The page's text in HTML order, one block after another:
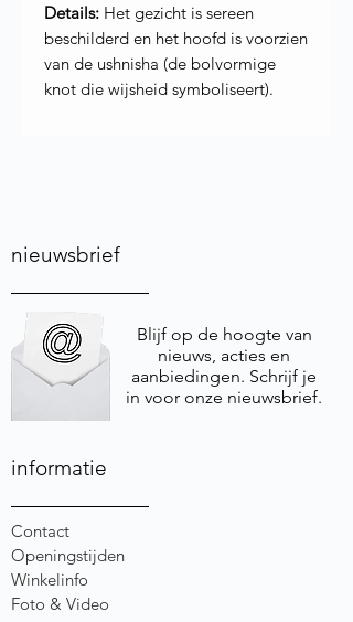
Details: Het gezicht is sereen
beschilderd en het hoofd is voorzien
van de ushnisha (de bolvormige
knot die wijsheid symboliseert).
nieuwsbrief
Blijf op de hoogte van
nieuws, acties en
aanbiedingen. Schrijf je
in voor onze nieuwsbrief.
informatie
Contact
Openingstijden
Winkelinfo
Foto & Video